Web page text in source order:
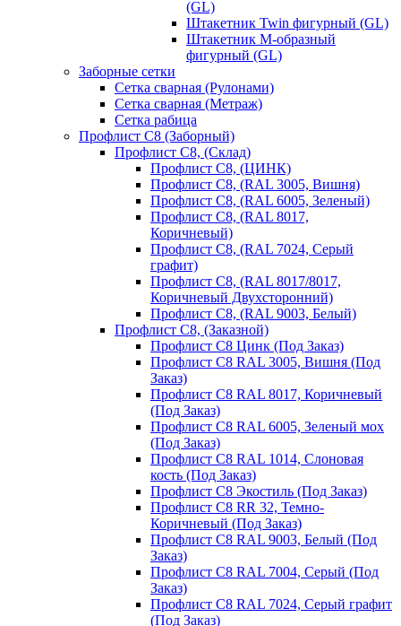
(GL)
Штакетник Twin фигурный (GL)
Штакетник М-образный
фигурный (GL)
Заборные сетки
Сетка сварная (Рулонами)
Сетка сварная (Метраж)
Сетка рабица
Профлист С8 (Заборный)
Профлист С8, (Склад)
Профлист С8, (ЦИНК)
Профлист С8, (RAL 3005, Вишня)
Профлист С8, (RAL 6005, Зеленый)
Профлист С8, (RAL 8017,
Коричневый)
Профлист С8, (RAL 7024, Серый
графит)
Профлист С8, (RAL 8017/8017,
Коричневый Двухсторонний)
Профлист С8, (RAL 9003, Белый)
Профлист С8, (Заказной)
Профлист С8 Цинк (Под Заказ)
Профлист С8 RAL 3005, Вишня (Под
Заказ)
Профлист С8 RAL 8017, Коричневый
(Под Заказ)
Профлист С8 RAL 6005, Зеленый мох
(Под Заказ)
Профлист С8 RAL 1014, Слоновая
кость (Под Заказ)
Профлист С8 Экостиль (Под Заказ)
Профлист С8 RR 32, Темно-
Коричневый (Под Заказ)
Профлист С8 RAL 9003, Белый (Под
Заказ)
Профлист С8 RAL 7004, Серый (Под
Заказ)
Профлист С8 RAL 7024, Серый графит
(Под Заказ)